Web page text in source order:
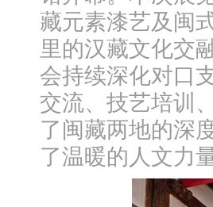
藏元素漆艺及闽
里的汉藏文化交
会持续深化对口
交流、技艺培训
了闽藏两地的深
了温暖的人文力量